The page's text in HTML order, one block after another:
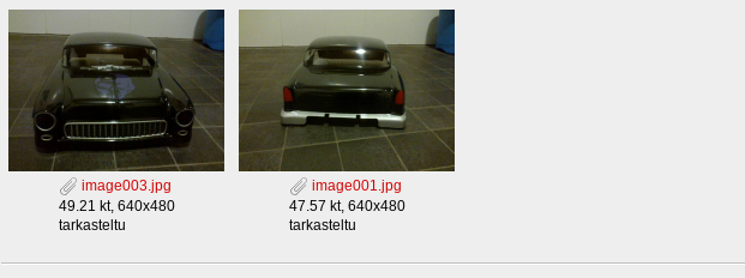
image003.jpg
49.21 kt, 640x480
tarkasteltu
image001.jpg
47.57 kt, 640x480
tarkasteltu